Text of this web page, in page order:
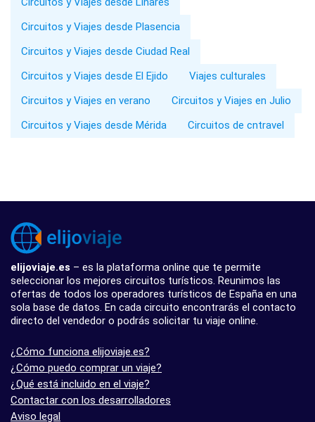
Circuitos y Viajes desde Plasencia
Circuitos y Viajes desde Ciudad Real
Circuitos y Viajes desde El Ejido
Viajes culturales
Circuitos y Viajes en verano
Circuitos y Viajes en Julio
Circuitos y Viajes desde Mérida
Circuitos de cntravel
elijoviaje.es – es la plataforma online que te permite
seleccionar los mejores circuitos turísticos. Reunimos las
ofertas de todos los operadores turísticos de España en una
sola base de datos. En cada circuito encontrarás el contacto
directo del vendedor o podrás solicitar tu viaje online.
¿Cómo funciona elijoviaje.es?
¿Cómo puedo comprar un viaje?
¿Qué está incluido en el viaje?
Contactar con los desarrolladores
Aviso legal